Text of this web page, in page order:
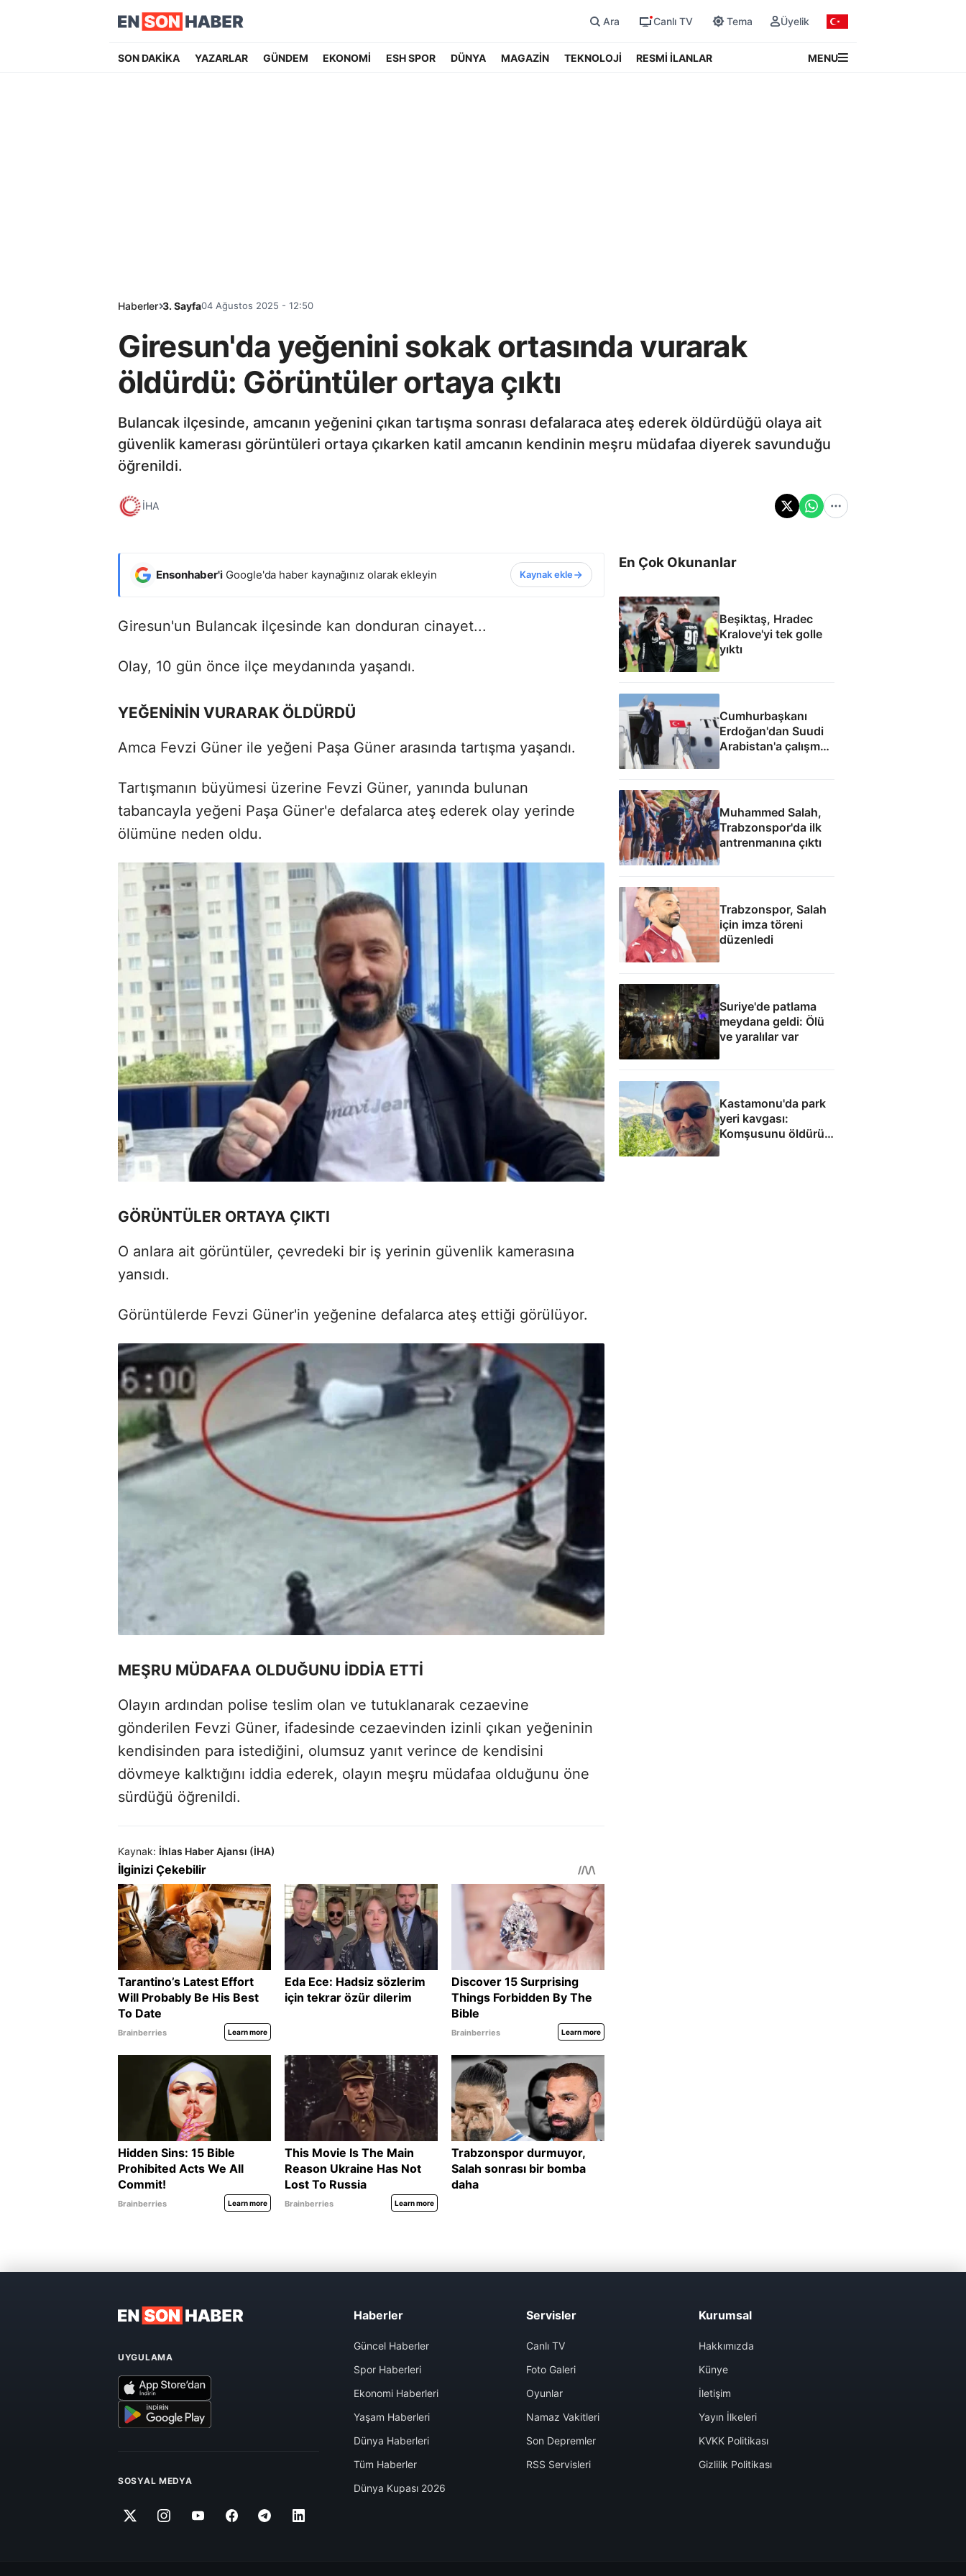
Ara Canlı TV Tema Üyelik
SON DAKİKA YAZARLAR GÜNDEM EKONOMİ ESH SPOR DÜNYA MAGAZİN TEKNOLOJİ RESMİ İLANLAR MENU
Haberler 3. Sayfa04 Ağustos 2025 - 12:50
Giresun'da yeğenini sokak ortasında vurarak
öldürdü: Görüntüler ortaya çıktı
Bulancak ilçesinde, amcanın yeğenini çıkan tartışma sonrası defalaraca ateş ederek öldürdüğü olaya ait
güvenlik kamerası görüntüleri ortaya çıkarken katil amcanın kendinin meşru müdafaa diyerek savunduğu
öğrenildi.
İHA
Ensonhaber'i Google'da haber kaynağınız olarak ekleyin Kaynak ekle
Giresun'un Bulancak ilçesinde kan donduran cinayet...
Olay, 10 gün önce ilçe meydanında yaşandı.
YEĞENİNİN VURARAK ÖLDÜRDÜ
Amca Fevzi Güner ile yeğeni Paşa Güner arasında tartışma yaşandı.
Tartışmanın büyümesi üzerine Fevzi Güner, yanında bulunan
tabancayla yeğeni Paşa Güner'e defalarca ateş ederek olay yerinde
ölümüne neden oldu.
GÖRÜNTÜLER ORTAYA ÇIKTI
O anlara ait görüntüler, çevredeki bir iş yerinin güvenlik kamerasına
yansıdı.
Görüntülerde Fevzi Güner'in yeğenine defalarca ateş ettiği görülüyor.
MEŞRU MÜDAFAA OLDUĞUNU İDDİA ETTİ
Olayın ardından polise teslim olan ve tutuklanarak cezaevine
gönderilen Fevzi Güner, ifadesinde cezaevinden izinli çıkan yeğeninin
kendisinden para istediğini, olumsuz yanıt verince de kendisini
dövmeye kalktığını iddia ederek, olayın meşru müdafaa olduğunu öne
sürdüğü öğrenildi.
Kaynak: İhlas Haber Ajansı (İHA)
En Çok Okunanlar
Beşiktaş, Hradec
Kralove'yi tek golle
yıktı
Cumhurbaşkanı
Erdoğan'dan Suudi
Arabistan'a çalışma
Muhammed Salah,
Trabzonspor'da ilk
antrenmanına çıktı
Trabzonspor, Salah
için imza töreni
düzenledi
Suriye'de patlama
meydana geldi: Ölü
ve yaralılar var
Kastamonu'da park
yeri kavgası:
Komşusunu öldürüp
evini ve aracını ateşe
UYGULAMA
SOSYAL MEDYA
Haberler
Güncel Haberler
Spor Haberleri
Ekonomi Haberleri
Yaşam Haberleri
Dünya Haberleri
Tüm Haberler
Dünya Kupası 2026
Servisler
Canlı TV
Foto Galeri
Oyunlar
Namaz Vakitleri
Son Depremler
RSS Servisleri
Kurumsal
Hakkımızda
Künye
İletişim
Yayın İlkeleri
KVKK Politikası
Gizlilik Politikası